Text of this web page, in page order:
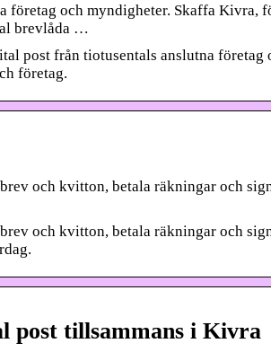
företag och myndigheter. Skaffa Kivra,
brevlåda …
post från tiotusentals anslutna företag
företag.
och kvitton, betala räkningar och
och kvitton, betala räkningar och
post tillsammans i Kivra